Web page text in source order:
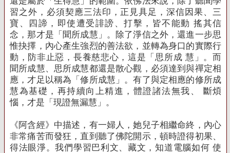
習之外，必須契應三法印，正見具足，深信因果、三
寶、四諦，即使遭受誹謗、打擊，皆不能動 搖其信
念，那才是「聞所成慧」。除了淨信之外，還進一步思
惟抉擇，內心產生強烈的善法欲，並轉為身口的實際行
動，防非止惡，長養慈悲心，這是「思所成 慧」。而
聞所成慧、思所成慧都還是散心觀，必須達到與禪定相
應，才足以稱為「修所成慧」。有了與定相應的修所成
慧為基礎，再持續向上精進，體證諸法無我、 斷煩
惱，才是「現證無漏慧」。
《阿含經》中描述，有一婦人，她兒子相繼命終，內心
非常痛苦而發狂，直到聽了佛陀開示，頓時證得初果、
得法眼淨。我們學習巴利文、藏文，知道電腦如何 使